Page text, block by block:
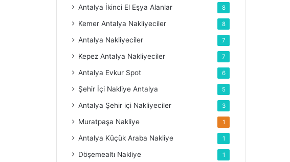
Antalya İkinci El Eşya Alanlar 8
Kemer Antalya Nakliyeciler 8
Antalya Nakliyeciler 7
Kepez Antalya Nakliyeciler 7
Antalya Evkur Spot 6
Şehir İçi Nakliye Antalya 5
Antalya Şehir içi Nakliyeciler 3
Muratpaşa Nakliye 1
Antalya Küçük Araba Nakliye 1
Döşemealtı Nakliye 1